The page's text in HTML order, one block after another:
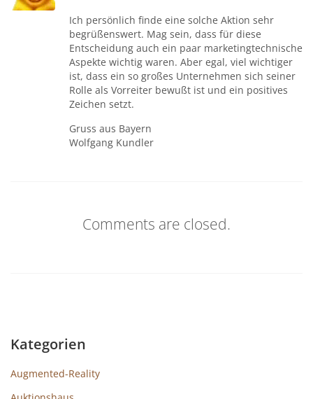
Ich persönlich finde eine solche Aktion sehr
begrüßenswert. Mag sein, dass für diese
Entscheidung auch ein paar marketingtechnische
Aspekte wichtig waren. Aber egal, viel wichtiger
ist, dass ein so großes Unternehmen sich seiner
Rolle als Vorreiter bewußt ist und ein positives
Zeichen setzt.
Gruss aus Bayern
Wolfgang Kundler
Comments are closed.
Kategorien
Augmented-Reality